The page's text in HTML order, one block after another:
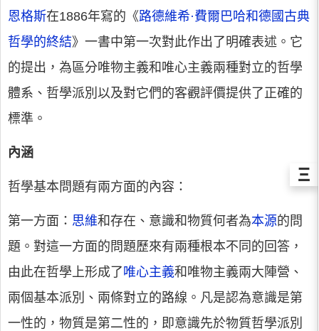
恩格斯在1886年寫的《路德維希·費爾巴哈和德國古典
哲學的終結》一書中第一次對此作出了明確表述。它
的提出，為區分唯物主義和唯心主義兩種對立的哲學
體系、哲學派別以及對它們的客觀評價提供了正確的
標準。
內涵
哲學基本問題有兩方面的內容：
第一方面： 思維和存在、意識和物質何者為本源的問
題。對這一方面的問題歷來有兩種根本不同的回答，
由此在哲學上形成了唯心主義和唯物主義兩大陣營、
兩個基本派別、兩條對立的路線。凡是認為意識是第
一性的，物質是第二性的，即意識先於物質哲學派別
Ξ